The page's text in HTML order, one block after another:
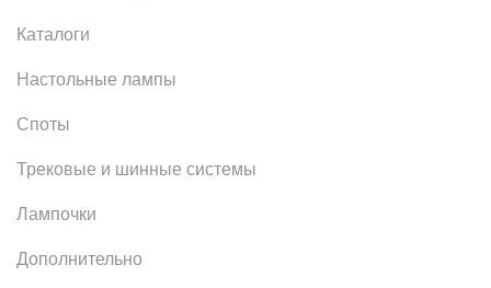
Каталоги
Настольные лампы
Споты
Трековые и шинные системы
Лампочки
Дополнительно